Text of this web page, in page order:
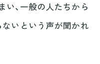
い、一般の人たちから
ないという声が聞かれ